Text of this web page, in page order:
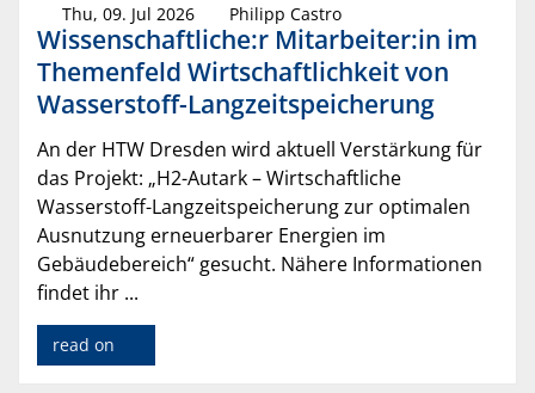
Thu, 09. Jul 2026 Philipp Castro
Wissenschaftliche:r Mitarbeiter:in im
Themenfeld Wirtschaftlichkeit von
Wasserstoff-Langzeitspeicherung
An der HTW Dresden wird aktuell Verstärkung für
das Projekt: „H2-Autark – Wirtschaftliche
Wasserstoff-Langzeitspeicherung zur optimalen
Ausnutzung erneuerbarer Energien im
Gebäudebereich“ gesucht. Nähere Informationen
findet ihr ...
read on